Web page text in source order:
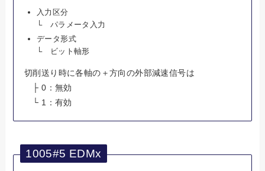
入力区分
└ パラメータ入力
データ形式
└ ビット軸形
切削送り時に各軸の＋方向の外部減速信号は
├ 0：無効
└ 1：有効
1005#5 EDMx